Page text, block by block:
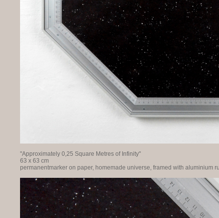
"Approximately 0,25 Square Metres of Infinity"
63 x 63 cm
permanentmarker on paper, homemade universe, framed with aluminium